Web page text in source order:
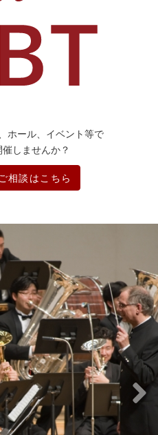
ホール、イベント等で
しませんか？
相談はこちら